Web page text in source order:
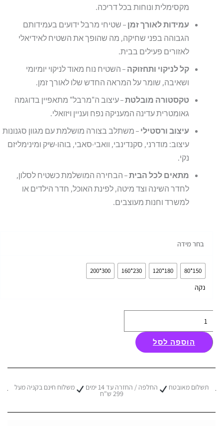
מקסימלית ונוחות בכל דריכה.
עמידות לאורך זמן – שטיחי מרבל ידועים בעמידותם
הגבוהה בפני שחיקה, מה שהופך את השטיח לאידיאלי
לאזורים פעילים בבית.
קל לניקוי ותחזוקה – השטיח נוח מאוד לניקוי יומיומי
ושאיבה, שומר על המראה החדש שלו לאורך זמן.
טקסטורה מובלטת– עיצוב ה"מרבל" מתאפיין בדוגמה
גאומטרית עדינה המעניקה נפח ועניין ויזואלי.
עיצוב ורסטילי – משתלב בצורה מושלמת עם מגוון סגנונות
עיצוב: מודרני, סקנדינבי, וואבי-סאבי, בוהו-שיק ומינימליזם
נקי.
מתאים לכל הבית– הבחירה המושלמת כשטיח לסלון,
לחדר השינה וצד מיטה, לפינת האוכל, חדר הילדים או
למשרד וחנות מעוצבים.
בחר מידה
150*80
180*120
230*160
300*200
נקה
שטיח
מרבל
דמוי
צבע
אפור
הוספה לסל
תשלום מאובטח החלפה / החזרה עד 14 ימים משלוח חינם בקניה מעל
299 ש"ח